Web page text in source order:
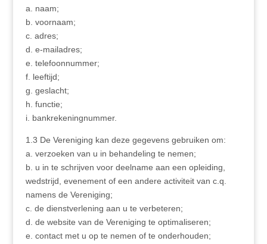
a. naam;
b. voornaam;
c. adres;
d. e-mailadres;
e. telefoonnummer;
f. leeftijd;
g. geslacht;
h. functie;
i. bankrekeningnummer.
1.3 De Vereniging kan deze gegevens gebruiken om:
a. verzoeken van u in behandeling te nemen;
b. u in te schrijven voor deelname aan een opleiding,
wedstrijd, evenement of een andere activiteit van c.q.
namens de Vereniging;
c. de dienstverlening aan u te verbeteren;
d. de website van de Vereniging te optimaliseren;
e. contact met u op te nemen of te onderhouden;